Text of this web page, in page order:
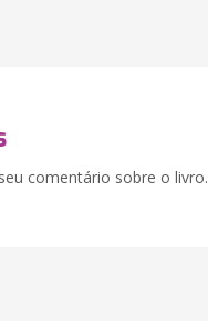
comentário sobre o livro.